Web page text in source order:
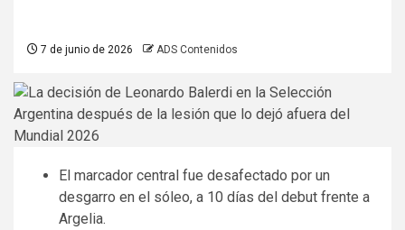
7 de junio de 2026 ADS Contenidos
El marcador central fue desafectado por un
desgarro en el sóleo, a 10 días del debut frente a
Argelia.